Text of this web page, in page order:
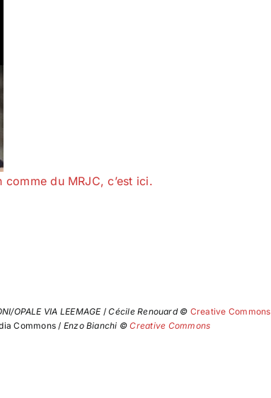
du MRJC, c’est ici.
OPALE VIA LEEMAGE/Cécile Renouard © Creative Commons
Commons / Enzo Bianchi ©Creative Commons